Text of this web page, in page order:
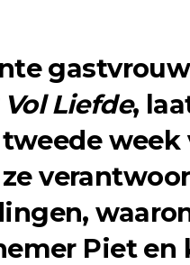
Liefde,
week
Piet en